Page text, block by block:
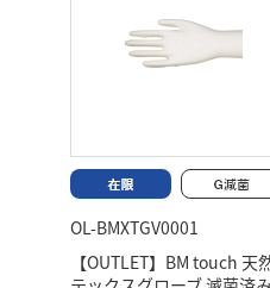
OL-BMXTGV0001
【OUTLET】BM touch 天